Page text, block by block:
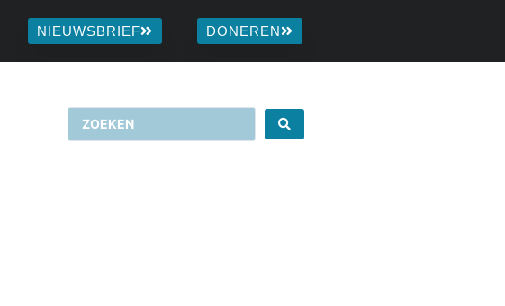
NIEUWSBRIEF DONEREN